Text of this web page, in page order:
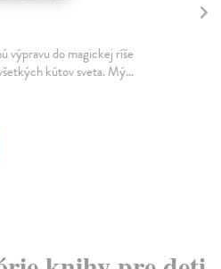
výpravu do magickej ríše
kútov sveta. Mý...